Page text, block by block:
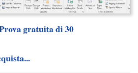
gratuita di 30